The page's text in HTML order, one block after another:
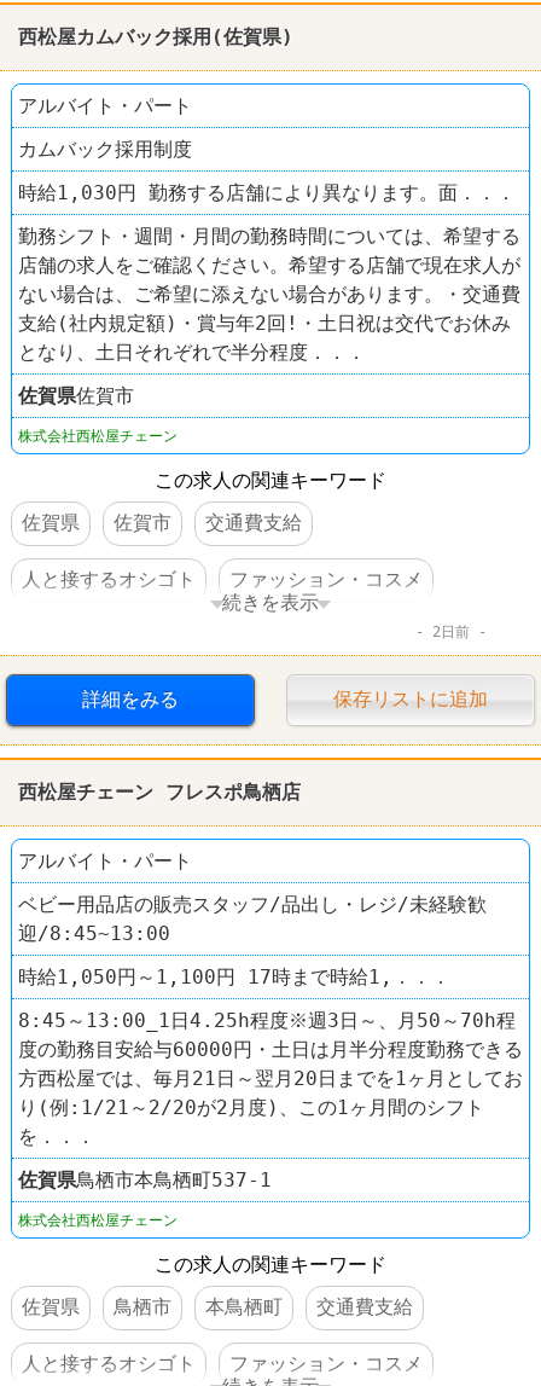
西松屋カムバック採用(佐賀県)
アルバイト・パート
カムバック採用制度
時給1,030円 勤務する店舗により異なります。面．．．
勤務シフト・週間・月間の勤務時間については、希望する
店舗の求人をご確認ください。希望する店舗で現在求人が
ない場合は、ご希望に添えない場合があります。・交通費
支給(社内規定額)・賞与年2回!・土日祝は交代でお休み
となり、土日それぞれで半分程度．．．
佐賀県佐賀市
株式会社西松屋チェーン
この求人の関連キーワード
佐賀県
佐賀市 交通費支給
人と接するオシゴト ファッション・コスメ
続きを表示
2日前
詳細をみる 保存リストに追加
西松屋チェーン フレスポ鳥栖店
アルバイト・パート
ベビー用品店の販売スタッフ/品出し・レジ/未経験歓
迎/8:45~13:00
時給1,050円～1,100円 17時まで時給1,．．．
8:45～13:00_1日4.25h程度※週3日～、月50～70h程
度の勤務目安給与60000円・土日は月半分程度勤務できる
方西松屋では、毎月21日～翌月20日までを1ヶ月としてお
り(例:1/21～2/20が2月度)、この1ヶ月間のシフト
を．．．
佐賀県鳥栖市本鳥栖町537-1
株式会社西松屋チェーン
この求人の関連キーワード
佐賀県
鳥栖市 本鳥栖町 交通費支給
人と接するオシゴト
ファッション・コスメ